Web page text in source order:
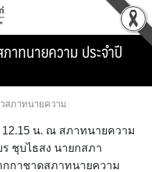
าทนายความ ประจำปี
สภาทนายความ
12.15 น. ณ สภาทนายความ
ชุบไธสง นายกสภา
กาชาดสภาทนายความ